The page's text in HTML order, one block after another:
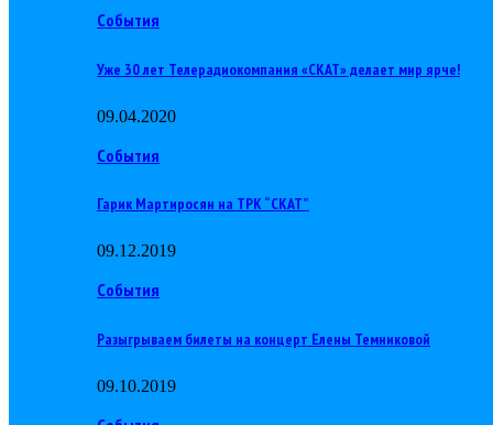
События
Уже 30 лет Телерадиокомпания «СКАТ» делает мир ярче!
09.04.2020
События
Гарик Мартиросян на ТРК “СКАТ”
09.12.2019
События
Разыгрываем билеты на концерт Елены Темниковой
09.10.2019